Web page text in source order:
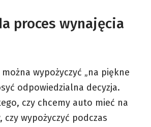
proces wynajęcia
wypożyczyć „na piękne
odpowiedzialna decyzja.
czy chcemy auto mieć na
czy wypożyczyć podczas